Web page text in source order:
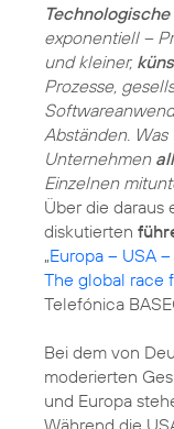
exponentiell –
und kleiner,
Prozesse,
Abständen.
Unternehmen
Einzelnen
Über die daraus
diskutierten
„Europa – USA
The global race
Telefónica
Bei dem von
moderierten
und Europa
Während die